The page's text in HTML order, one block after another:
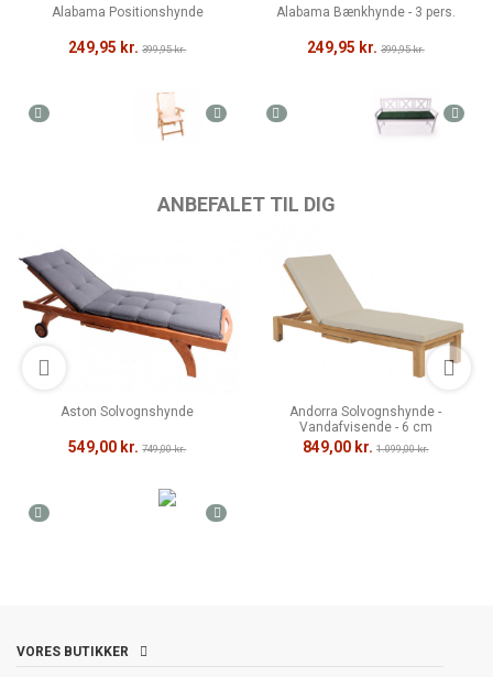
Alabama Positionshynde
249,95 kr. 399,95 kr.
Alabama Bænkhynde - 3 pers.
249,95 kr. 399,95 kr.
ANBEFALET TIL DIG
Aston Solvognshynde
549,00 kr. 749,00 kr.
Andorra Solvognshynde -
Vandafvisende - 6 cm
849,00 kr. 1.099,00 kr.
VORES BUTIKKER